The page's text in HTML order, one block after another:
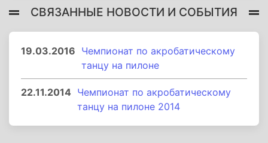
СВЯЗАННЫЕ НОВОСТИ И СОБЫТИЯ
19.03.2016 Чемпионат по акробатическому
танцу на пилоне
22.11.2014 Чемпионат по акробатическому
танцу на пилоне 2014